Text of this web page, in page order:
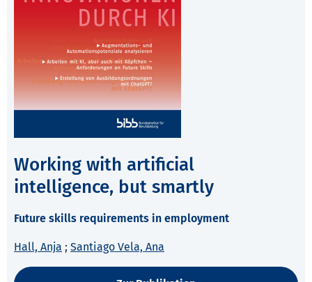
Working with artificial
intelligence, but smartly
Future skills requirements in employment
Hall, Anja ; Santiago Vela, Ana